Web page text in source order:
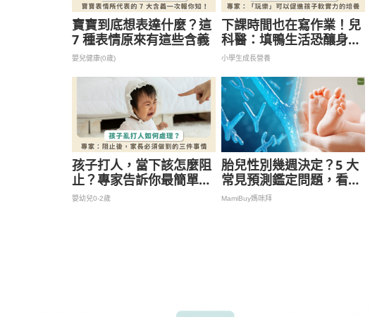
寶寶到底想表達什麼？這
7 種表情原來有這些含義
嬰兒健康(0歲)
下課時間也在寫作業！兒
科醫：填鴨生活恐釀身心
壓力，歸還兒童遊戲權可
小學生成長營養
孩子打人，當下該怎麼阻
止？專家告訴你最簡單的
辦法，還有事後不可忽略
嬰幼兒0-2歲
胎兒性別幾週決定？5 大
常見預測鑑定問題，看這
篇就對了！
MamiBuy媽咪拜